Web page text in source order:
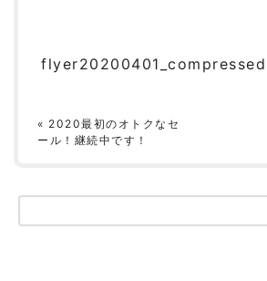
flyer20200401_compressed
« 2020最初のオトクなセ
ール！継続中です！